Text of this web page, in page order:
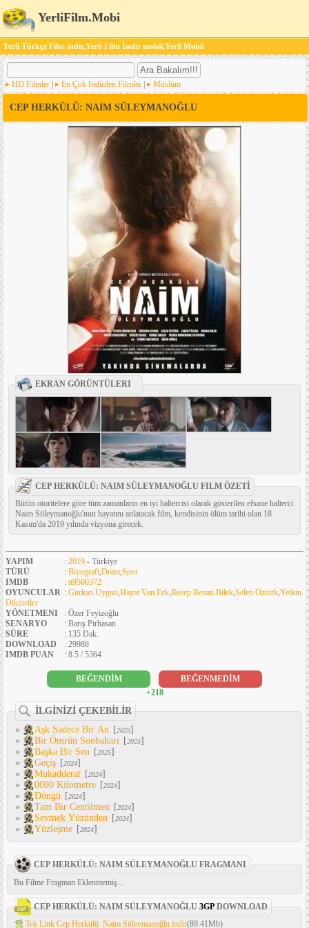
YerliFilm.Mobi
Yerli Türkçe Film indir,Yerli Film İndir mobil,Yerli Mobil
HD Filmler En Çok İndirilen Filmler Müslüm
CEP HERKÜLÜ: NAIM SÜLEYMANOĞLU
EKRAN GÖRÜNTÜLERI
CEP HERKÜLÜ: NAIM SÜLEYMANOĞLU FILM ÖZETİ
Bütün otoritelere göre tüm zamanların en iyi haltercisi olarak gösterilen efsane halterci
Naim Süleymanoğlu'nun hayatını anlatacak film, kendisinin ölüm tarihi olan 18
Kasım'da 2019 yılında vizyona girecek.
YAPIM : 2019 - Türkiye
TÜRÜ
: Biyografi,Dram,Spor
IMDB
: tt9500372
OYUNCULAR : Gürkan Uygun,Hayat Van Eck,Recep Renan Bilek,Selen Öztürk,Yetkin
Dikinciler
YÖNETMENI
: Özer Feyizoğlu
SENARYO
: Barış Pirhasan
SÜRE
: 135 Dak.
DOWNLOAD
: 29988
IMDB PUAN
: 8.5 / 5364
BEĞENDİM
BEĞENMEDİM
+218
İLGİNİZİ ÇEKEBİLİR
»
Aşk Sadece Bir An [2025]
»
Bir Ömrün Sonbaharı [2025]
»
Başka Bir Sen [2025]
»
Geçiş [2024]
»
Mukadderat [2024]
»
0000 Kilometre [2024]
»
Döngü [2024]
»
Tam Bir Centilmen [2024]
»
Sevmek Yüzünden [2024]
»
Yüzleşme [2024]
CEP HERKÜLÜ: NAIM SÜLEYMANOĞLU FRAGMANI
Bu Filme Fragman Eklenmemiş...
CEP HERKÜLÜ: NAIM SÜLEYMANOĞLU 3GP DOWNLOAD
Tek Link Cep Herkülü: Naim Süleymanoğlu indir(89.41Mb)